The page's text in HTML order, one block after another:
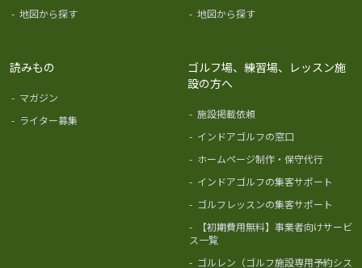
- 地図から探す
- 地図から探す
読みもの
- マガジン
- ライター募集
ゴルフ場、練習場、レッスン施
設の方へ
- 施設掲載依頼
- インドアゴルフの窓口
- ホームページ制作・保守代行
- インドアゴルフの集客サポート
- ゴルフレッスンの集客サポート
-
【初期費用無料】事業者向けサービ
ス一覧
- ゴルレン（ゴルフ施設専用予約シス